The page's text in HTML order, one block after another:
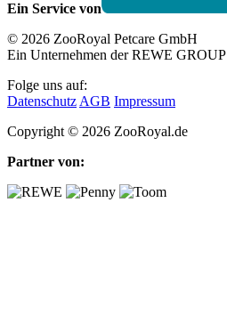
Ein Service von
© 2026 ZooRoyal Petcare GmbH
Ein Unternehmen der REWE GROUP
Folge uns auf:
Datenschutz AGB Impressum
Copyright © 2026 ZooRoyal.de
Partner von: